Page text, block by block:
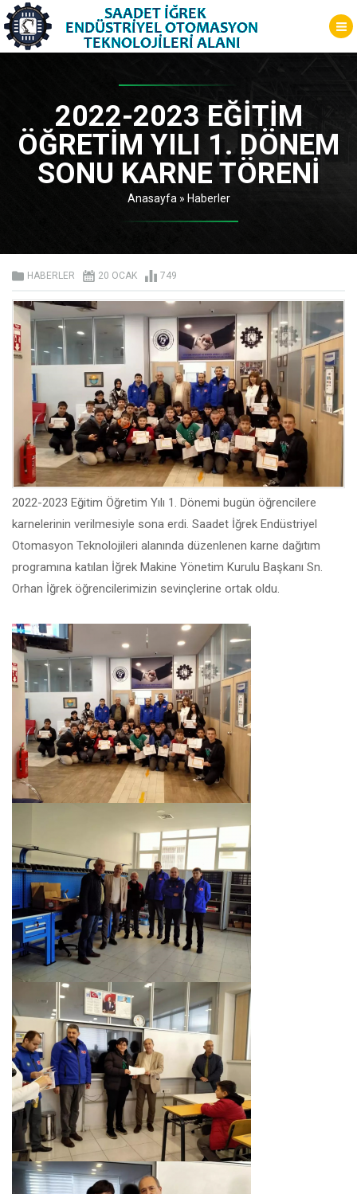
2022-2023 EĞITIM
ÖĞRETIM YILI 1. DÖNEM
SONU KARNE TÖRENI
Anasayfa » Haberler
HABERLER 20 OCAK 749
2022-2023 Eğitim Öğretim Yılı 1. Dönemi bugün öğrencilere
karnelerinin verilmesiyle sona erdi. Saadet İğrek Endüstriyel
Otomasyon Teknolojileri alanında düzenlenen karne dağıtım
programına katılan İğrek Makine Yönetim Kurulu Başkanı Sn.
Orhan İğrek öğrencilerimizin sevinçlerine ortak oldu.